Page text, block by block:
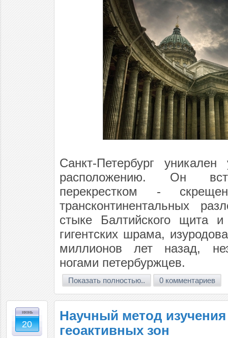
Санкт-Петербург
расположению. Он
перекрестком -
трансконтинентальных
стыке Балтийского щита
гигентских шрама,
миллионов лет назад,
ногами петербуржцев.
Показать полностью.. 0 комментариев
июнь
20
Научный метод
геоактивных зон